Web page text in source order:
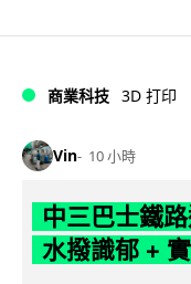
商業科技 3D 打印
Vin 10 小時
中三巴士鐵
水撥識郁 +